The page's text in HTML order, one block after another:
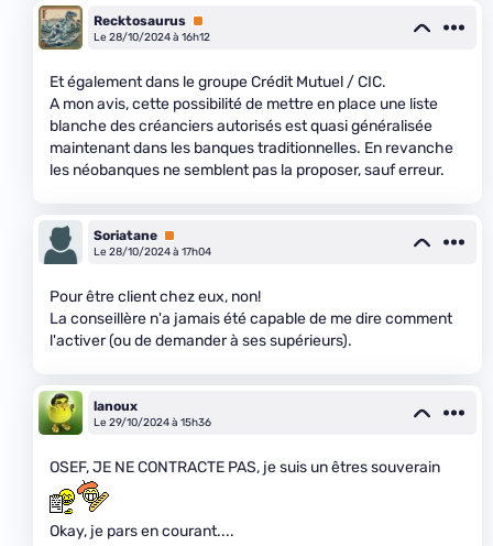
Recktosaurus Premium
Le 28/10/2024 à 16h12
Et également dans le groupe Crédit Mutuel / CIC.
A mon avis, cette possibilité de mettre en place une liste
blanche des créanciers autorisés est quasi généralisée
maintenant dans les banques traditionnelles. En revanche
les néobanques ne semblent pas la proposer, sauf erreur.
Soriatane Premium
Le 28/10/2024 à 17h04
Pour être client chez eux, non!
La conseillère n'a jamais été capable de me dire comment
l'activer (ou de demander à ses supérieurs).
lanoux
Le 29/10/2024 à 15h36
OSEF, JE NE CONTRACTE PAS, je suis un êtres souverain
Okay, je pars en courant....